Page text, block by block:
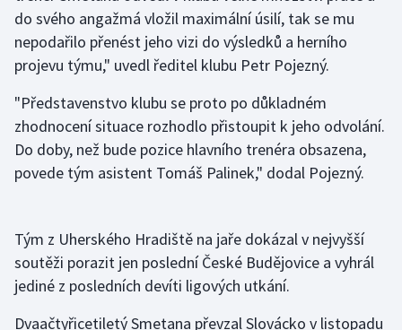
Gymnastika
Jezdectví
Judo
Lezení
Lyže a snowboard
do svého angažmá vložil maximální úsilí, tak se mu
nepodařilo přenést jeho vizi do výsledků a herního
projevu týmu," uvedl ředitel klubu Petr Pojezný.
"Představenstvo klubu se proto po důkladném
zhodnocení situace rozhodlo přistoupit k jeho odvolání.
Do doby, než bude pozice hlavního trenéra obsazena,
povede tým asistent Tomáš Palinek," dodal Pojezný.
Tým z Uherského Hradiště na jaře dokázal v nejvyšší
soutěži porazit jen poslední České Budějovice a vyhrál
jediné z posledních devíti ligových utkání.
Dvaačtyřicetiletý Smetana převzal Slovácko v listopadu